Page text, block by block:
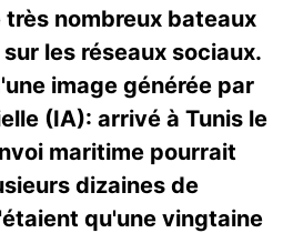
nombreux bateaux
les réseaux sociaux.
image générée par
(IA): arrivé à Tunis le
maritime pourrait
dizaines de
qu'une vingtaine